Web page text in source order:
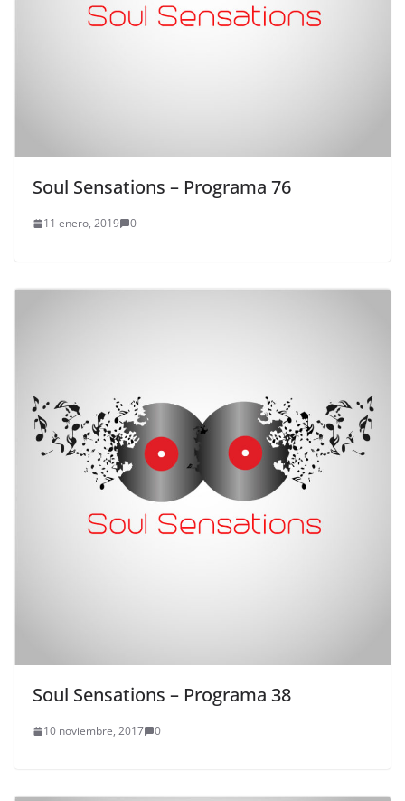
Soul Sensations – Programa 76
11 enero, 2019 0
Soul Sensations – Programa 38
10 noviembre, 2017 0